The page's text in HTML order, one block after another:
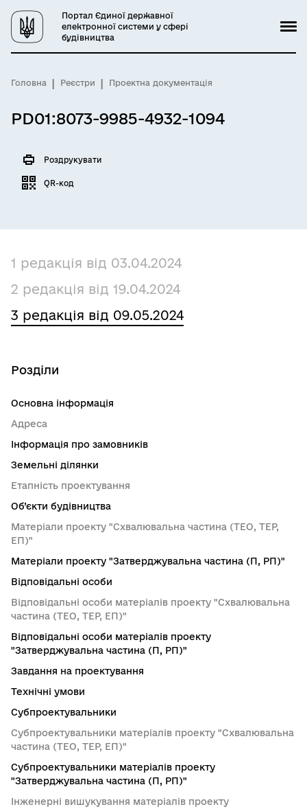
Портал Єдиної державної
електронної системи у сфері
будівництва
Головна Реєстри Проектна документація
PD01:8073-9985-4932-1094
Роздрукувати
QR-код
1 редакція від 03.04.2024
2 редакція від 19.04.2024
3 редакція від 09.05.2024
Розділи
Основна інформація
Адреса
Інформація про замовників
Земельні ділянки
Етапність проектування
Об’єкти будівництва
Матеріали проекту "Схвалювальна частина (ТЕО, ТЕР,
ЕП)"
Матеріали проекту "Затверджувальна частина (П, РП)"
Відповідальні особи
Відповідальні особи матеріалів проекту "Схвалювальна
частина (ТЕО, ТЕР, ЕП)"
Відповідальні особи матеріалів проекту
"Затверджувальна частина (П, РП)"
Завдання на проектування
Технічні умови
Субпроектувальники
Субпроектувальники матеріалів проекту "Схвалювальна
частина (ТЕО, ТЕР, ЕП)"
Субпроектувальники матеріалів проекту
"Затверджувальна частина (П, РП)"
Інженерні вишукування матеріалів проекту